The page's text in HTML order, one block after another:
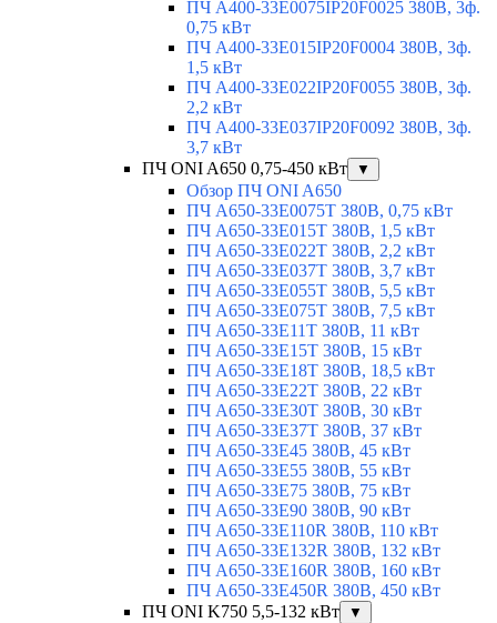
ПЧ A400-33E0075IP20F0025 380В, 3ф.
0,75 кВт
ПЧ A400-33E015IP20F0004 380В, 3ф.
1,5 кВт
ПЧ A400-33E022IP20F0055 380В, 3ф.
2,2 кВт
ПЧ A400-33E037IP20F0092 380В, 3ф.
3,7 кВт
ПЧ ONI A650 0,75-450 кВт
▼
Обзор ПЧ ONI A650
ПЧ A650-33E0075T 380В, 0,75 кВт
ПЧ A650-33E015T 380В, 1,5 кВт
ПЧ A650-33E022T 380В, 2,2 кВт
ПЧ A650-33E037T 380В, 3,7 кВт
ПЧ A650-33E055T 380В, 5,5 кВт
ПЧ A650-33E075T 380В, 7,5 кВт
ПЧ A650-33E11T 380В, 11 кВт
ПЧ A650-33E15T 380В, 15 кВт
ПЧ A650-33E18T 380В, 18,5 кВт
ПЧ A650-33E22T 380В, 22 кВт
ПЧ A650-33E30T 380В, 30 кВт
ПЧ A650-33E37T 380В, 37 кВт
ПЧ A650-33E45 380В, 45 кВт
ПЧ A650-33E55 380В, 55 кВт
ПЧ A650-33E75 380В, 75 кВт
ПЧ A650-33E90 380В, 90 кВт
ПЧ A650-33E110R 380В, 110 кВт
ПЧ A650-33E132R 380В, 132 кВт
ПЧ A650-33E160R 380В, 160 кВт
ПЧ A650-33E450R 380В, 450 кВт
ПЧ ONI K750 5,5-132 кВт
▼